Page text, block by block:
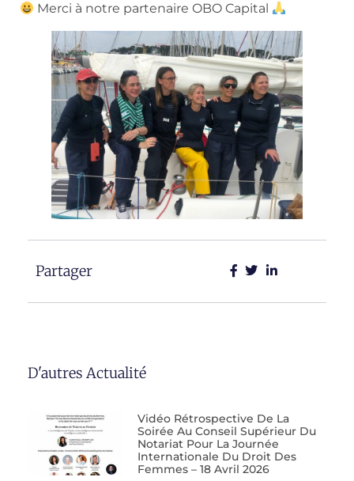
Merci à notre partenaire OBO Capital
Partager
D'autres Actualité
Vidéo Rétrospective De La
Soirée Au Conseil Supérieur Du
Notariat Pour La Journée
Internationale Du Droit Des
Femmes – 18 Avril 2026